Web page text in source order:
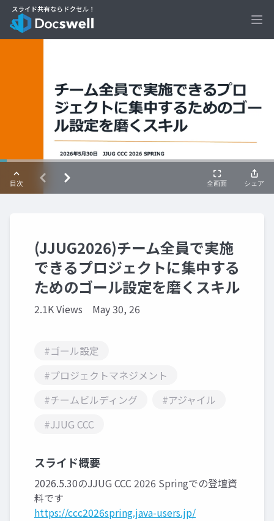
(JJUG2026)チーム全員で実施
できるプロジェクトに集中する
ためのゴール設定を磨くスキル
2.1K Views May 30, 26
#ゴール設定
#プロジェクトマネジメント
#チームビルディング
#アジャイル
#JJUG CCC
スライド概要
2026.5.30のJJUG CCC 2026 Springでの登壇資
料です
https://ccc2026spring.java-users.jp/